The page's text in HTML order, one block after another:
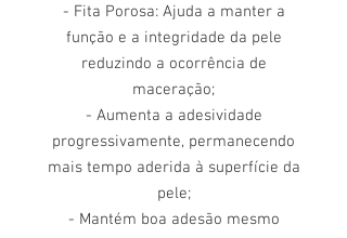
- Fita Porosa: Ajuda a manter a
função e a integridade da pele
reduzindo a ocorrência de
maceração;
- Aumenta a adesividade
progressivamente, permanecendo
mais tempo aderida à superfície da
pele;
- Mantém boa adesão mesmo